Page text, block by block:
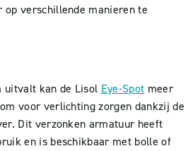
verschillende manieren te
uitvalt kan de Lisol Eye-Spot meer
voor verlichting zorgen dankzij de
Dit verzonken armatuur heeft
en is beschikbaar met bolle of